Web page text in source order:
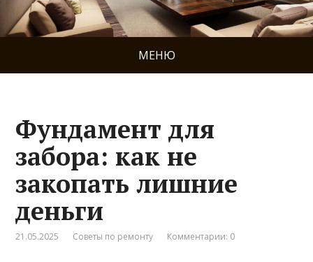
МЕНЮ
Фундамент для
забора: как не
закопать лишние
деньги
21.05.2025 Советы по ремонту Комментарии: 0